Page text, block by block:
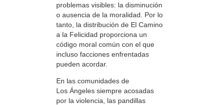
problemas visibles: la disminución
o ausencia de la moralidad. Por lo
tanto, la distribución de El Camino
a la Felicidad proporciona un
código moral común con el que
incluso facciones enfrentadas
pueden acordar.
En las comunidades de
Los Ángeles siempre acosadas
por la violencia, las pandillas